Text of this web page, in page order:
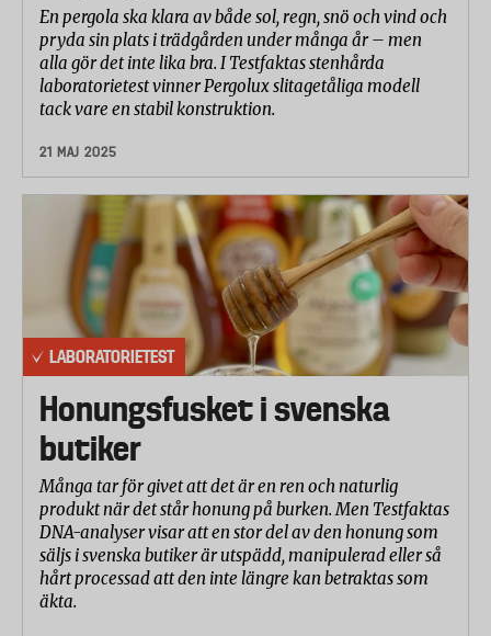
En pergola ska klara av både sol, regn, snö och vind och
pryda sin plats i trädgården under många år – men
alla gör det inte lika bra. I Testfaktas stenhårda
laboratorietest vinner Pergolux slitagetåliga modell
tack vare en stabil konstruktion.
21 MAJ 2025
LABORATORIETEST
Honungsfusket i svenska
butiker
Många tar för givet att det är en ren och naturlig
produkt när det står honung på burken. Men Testfaktas
DNA-analyser visar att en stor del av den honung som
säljs i svenska butiker är utspädd, manipulerad eller så
hårt processad att den inte längre kan betraktas som
äkta.